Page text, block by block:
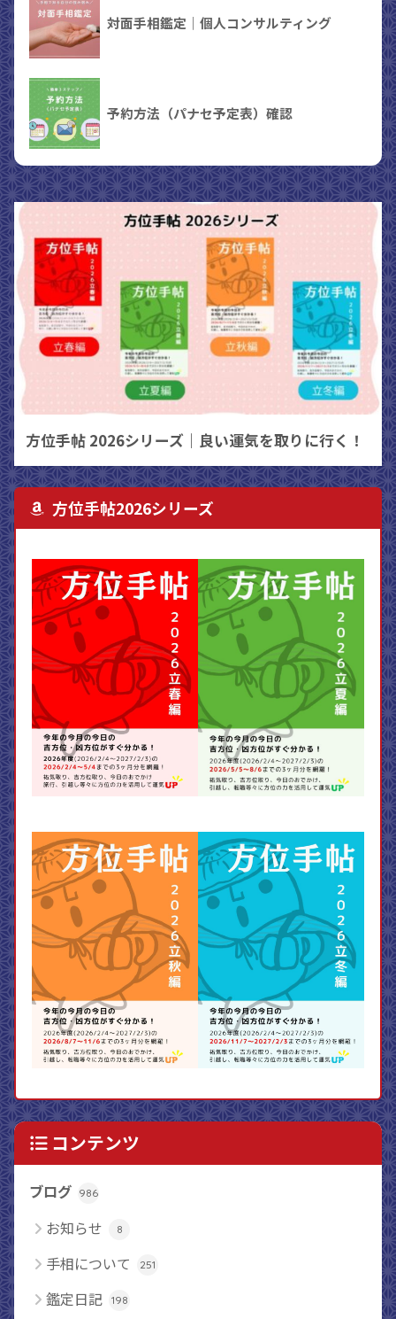
対面手相鑑定｜個人コンサルティング
予約方法（パナセ予定表）確認
方位手帖 2026シリーズ｜良い運気を取りに行く！
方位手帖2026シリーズ
コンテンツ
ブログ 986
お知らせ 8
手相について 251
鑑定日記 198